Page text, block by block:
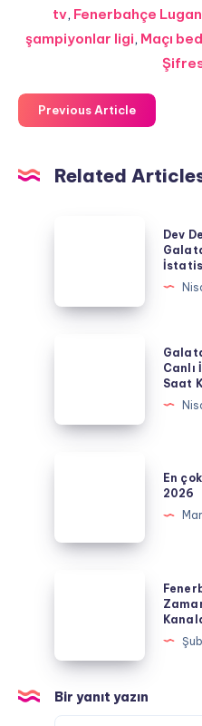
tv, Fenerbahçe
şampiyonlar ligi, Maçı
Previous Article
Related
Galatasaray
Tahminler
Dev
Canlı
Yayın,
Canlı
Saat
oyunları
En
2026
Ne
Zaman,
Saat
Bir yanıt yazın